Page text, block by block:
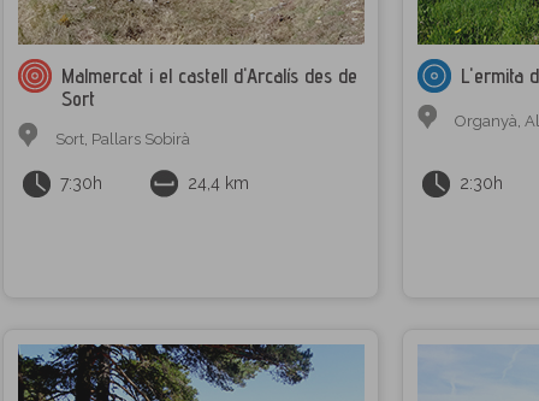
Malmercat i el castell d'Arcalís des de
Sort
Sort, Pallars Sobirà
7:30h 24,4 km
L'ermita
Organyà,
2:30h